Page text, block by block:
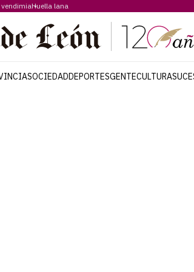
Huella lana
SOCIEDADDEPORTESGENTECULTURA